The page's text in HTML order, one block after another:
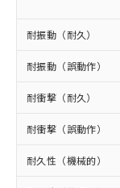
耐振動（耐久）
耐振動（誤動作）
耐衝撃（耐久）
耐衝撃（誤動作）
耐久性（機械的）
了
正
様
ムロ
ご
オ
くだ
在
事前
示
(PBDE)
ルベンジル
（DBP）
(DIBP)
但し、RoHS
フタル酸エ
※2 対応
DBP(フタル
イソブチル
ル) :
DEHP(フタ
※2 環境
「ｅ」：
準値以
当
全
当社
ル
武
使用
当
場
該
－